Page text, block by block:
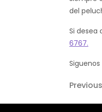
del
Si desea
6767.
Siguenos
Previous